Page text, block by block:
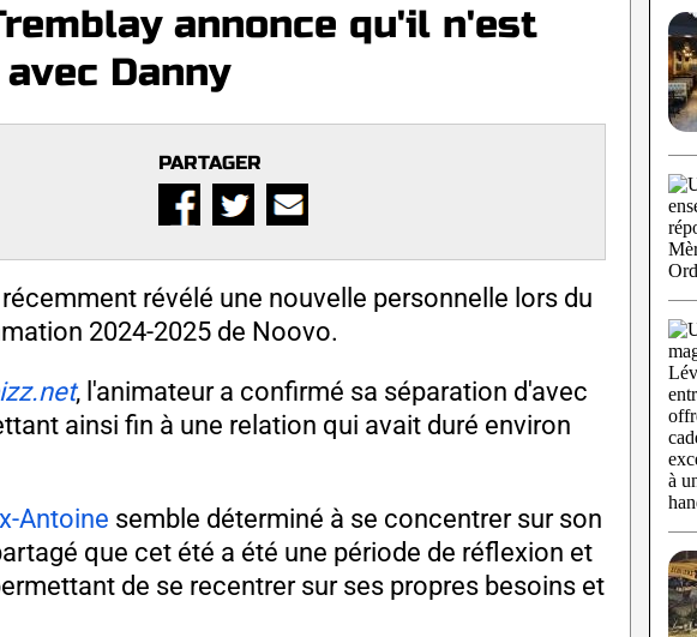
annonce qu'il n'est
Danny
PARTAGER
révélé une nouvelle personnelle lors du
2024-2025 de Noovo.
, l'animateur a confirmé sa séparation d'avec
ainsi fin à une relation qui avait duré environ
Antoine semble déterminé à se concentrer sur son
que cet été a été une période de réflexion et
de se recentrer sur ses propres besoins et